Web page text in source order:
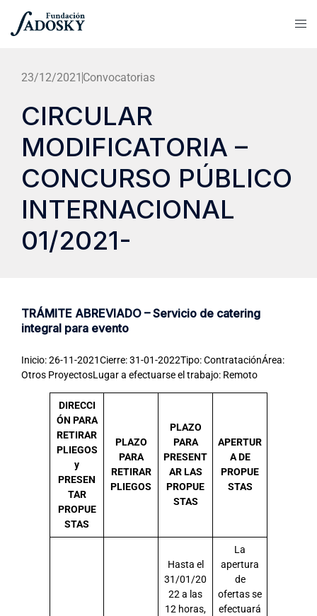
23/12/2021 Convocatorias
CIRCULAR
MODIFICATORIA –
CONCURSO PÚBLICO
INTERNACIONAL
01/2021-
TRÁMITE ABREVIADO – Servicio de catering
integral para evento
Inicio: 26-11-2021Cierre: 31-01-2022Tipo: ContrataciónÁrea:
Otros ProyectosLugar a efectuarse el trabajo: Remoto
DIRECCI
ÓN PARA
RETIRAR
PLIEGOS
y
PRESEN
TAR
PROPUE
STAS
PLAZO
PARA
RETIRAR
PLIEGOS
PLAZO
PARA
PRESENT
AR LAS
PROPUE
STAS
APERTUR
A DE
PROPUE
STAS
Hasta el
31/01/20
22 a las
12 horas,
La
apertura
de
ofertas se
efectuará